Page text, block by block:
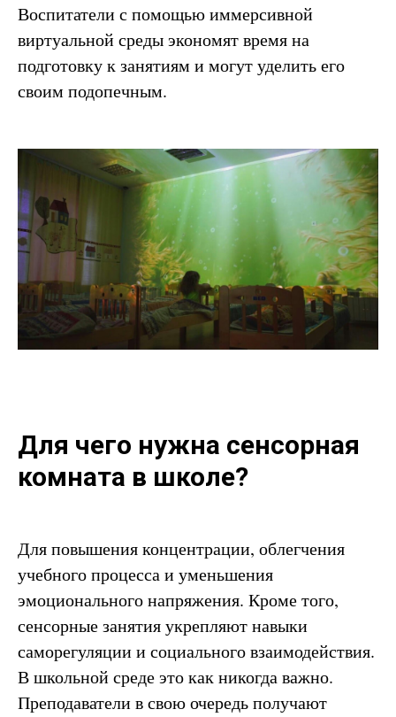
Воспитатели с помощью иммерсивной
виртуальной среды экономят время на
подготовку к занятиям и могут уделить его
своим подопечным.
Для чего нужна сенсорная
комната в школе?
Для повышения концентрации, облегчения
учебного процесса и уменьшения
эмоционального напряжения. Кроме того,
сенсорные занятия укрепляют навыки
саморегуляции и социального взаимодействия.
В школьной среде это как никогда важно.
Преподаватели в свою очередь получают